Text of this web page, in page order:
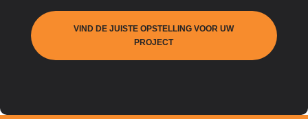
VIND DE JUISTE OPSTELLING VOOR UW
PROJECT